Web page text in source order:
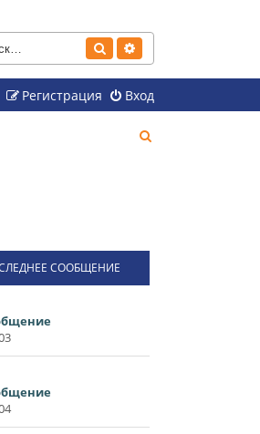
Поиск
Вход
Регистрация
СООБЩЕНИЕ